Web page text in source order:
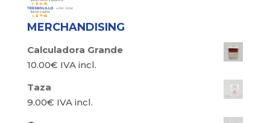
MERCHANDISING
Calculadora Grande
10.00€ IVA incl.
Taza
9.00€ IVA incl.